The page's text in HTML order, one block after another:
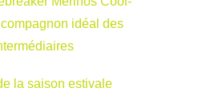
idéal des
la saison estivale